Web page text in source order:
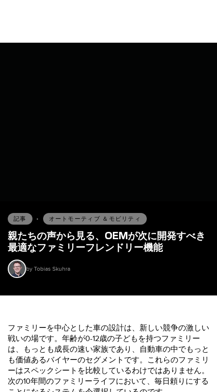
記事 • オートモーティブ ＆モビリティ
親たちの声から見る、OEMが次に開発すべき
最適なファミリーフレンドリー機能
by Tobias Skuhra
ファミリーを中心とした車の設計は、新しい競争の激しい
戦いの場です。年齢が0-12歳の子どもを持つファミリー
は、もっとも成長の速い家族であり、自動車の中でもっと
も価値あるバイヤーのセグメントです。これらのファミリ
ーはスペックシートを比較しているわけではありません。
次の10年間のファミリーライフにおいて、毎日頼りにする